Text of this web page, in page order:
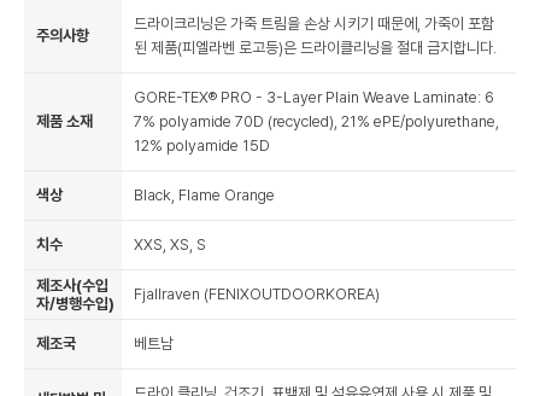
주의사항
드라이크리닝은 가죽 트림을 손상 시키기 때문에, 가죽이 포함
된 제품(피엘라벤 로고등)은 드라이클리닝을 절대 금지합니다.
제품 소재
GORE-TEX® PRO - 3-Layer Plain Weave Laminate: 6
7% polyamide 70D (recycled), 21% ePE/polyurethane,
12% polyamide 15D
색상 Black, Flame Orange
치수 XXS, XS, S
제조사(수입
자/병행수입)
Fjallraven (FENIXOUTDOORKOREA)
제조국 베트남